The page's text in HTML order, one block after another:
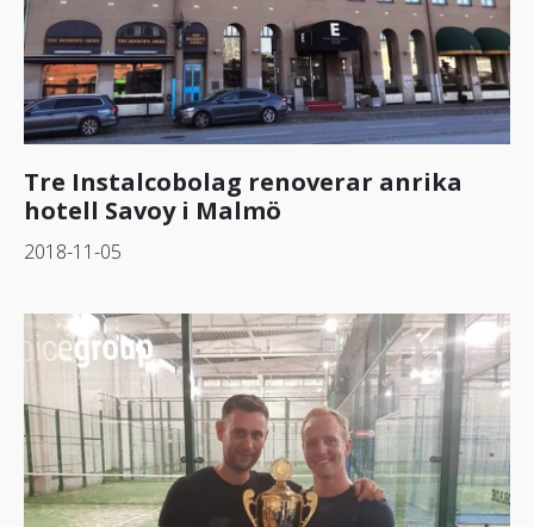
Tre Instalcobolag renoverar anrika
hotell Savoy i Malmö
2018-11-05